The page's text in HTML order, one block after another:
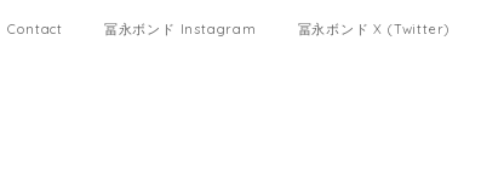
Contact 冨永ボンド Instagram 冨永ボンド X (Twitter)